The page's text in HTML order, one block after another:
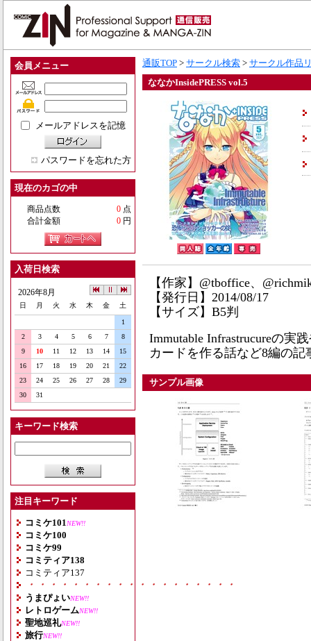
会員メニュー
メールアドレスを記憶
パスワードを忘れた方
現在のカゴの中
商品点数 0 点
合計金額
0 円
入荷日検索
2026年8月
日 月 火 水 木 金 土
1
2
3 4 5 6 7
8
9
10 11 12 13 14
15
16
17 18 19 20 21
22
23
24 25 26 27 28
29
30
31
キーワード検索
注目キーワード
コミケ101 NEW!!
コミケ100
コミケ99
コミティア138
コミティア137
・・・・・・・・・・・・・・・・・・・
うまぴょいNEW!!
レトロゲームNEW!!
聖地巡礼NEW!!
旅行NEW!!
通販TOP > サークル検索 > サークル作品
ななかInsidePRESS vol.5
【作家】@tboffice、
【発行日】2014/08/17
【サイズ】B5判
Immutable Infrastrucureの実
カードを作る話など8編の記
サンプル画像